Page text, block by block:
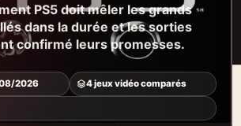
PS5 doit mêler les grands
dans la durée et les sorties
confirmé leurs promesses.
2026 4 jeux vidéo comparés